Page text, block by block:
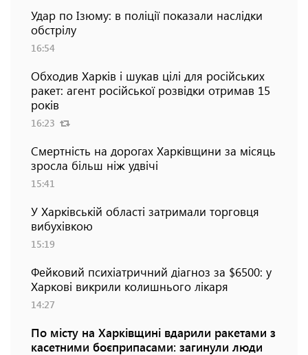
Удар по Ізюму: в поліції показали наслідки
обстрілу
16:54
Обходив Харків і шукав цілі для російських
ракет: агент російської розвідки отримав 15
років
16:23
Смертність на дорогах Харківщини за місяць
зросла більш ніж удвічі
15:41
У Харківській області затримали торговця
вибухівкою
15:19
Фейковий психіатричний діагноз за $6500: у
Харкові викрили колишнього лікаря
14:27
По місту на Харківщині вдарили ракетами з
касетними боєприпасами: загинули люди